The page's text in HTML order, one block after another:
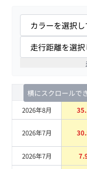
横にスクロールで
査定時期 セル
2026年8月
2026年7月
2026年7月